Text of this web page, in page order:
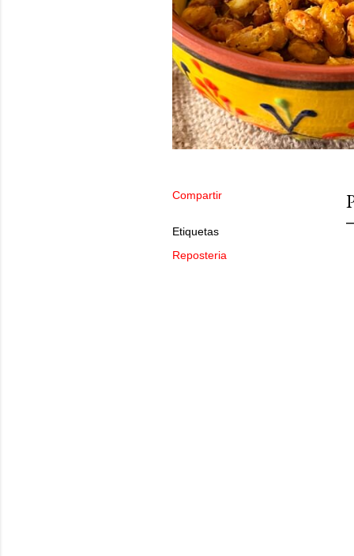
Compartir
Etiquetas
Reposteria